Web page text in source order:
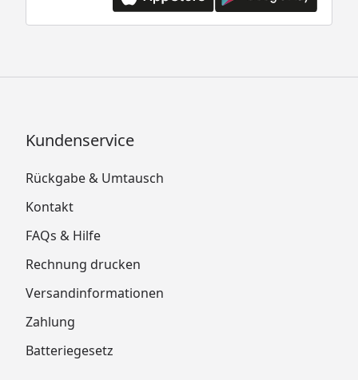
Kundenservice
Rückgabe & Umtausch
Kontakt
FAQs & Hilfe
Rechnung drucken
Versandinformationen
Zahlung
Batteriegesetz